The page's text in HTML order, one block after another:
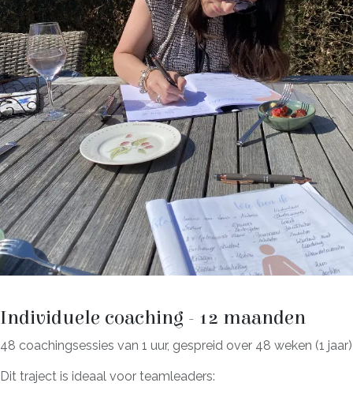
Individuele coaching - 12 maanden
48 coachingsessies van 1 uur, gespreid over 48 weken (1 jaar)
Dit traject is ideaal voor teamleaders: